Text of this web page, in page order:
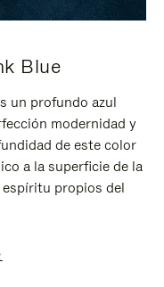
Blue
un profundo azul
modernidad y
de este color
a la superficie de la
espíritu propios del